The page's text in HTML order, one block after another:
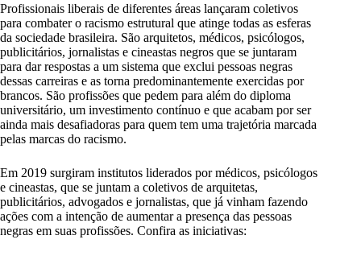
Profissionais liberais de diferentes áreas lançaram coletivos
para combater o racismo estrutural que atinge todas as esferas
da sociedade brasileira. São arquitetos, médicos, psicólogos,
publicitários, jornalistas e cineastas negros que se juntaram
para dar respostas a um sistema que exclui pessoas negras
dessas carreiras e as torna predominantemente exercidas por
brancos. São profissões que pedem para além do diploma
universitário, um investimento contínuo e que acabam por ser
ainda mais desafiadoras para quem tem uma trajetória marcada
pelas marcas do racismo.
Em 2019 surgiram institutos liderados por médicos, psicólogos
e cineastas, que se juntam a coletivos de arquitetas,
publicitários, advogados e jornalistas, que já vinham fazendo
ações com a intenção de aumentar a presença das pessoas
negras em suas profissões. Confira as iniciativas: